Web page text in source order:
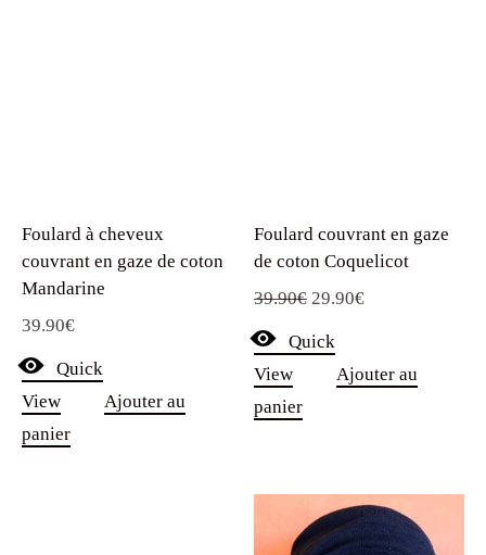
Foulard à cheveux
couvrant en gaze de coton
Mandarine
39.90€
Quick
View
Ajouter au
panier
Foulard couvrant en gaze
de coton Coquelicot
39.90€ Le
initial
était :
29.90€Le
est :
Quick
View
Ajouter au
panier